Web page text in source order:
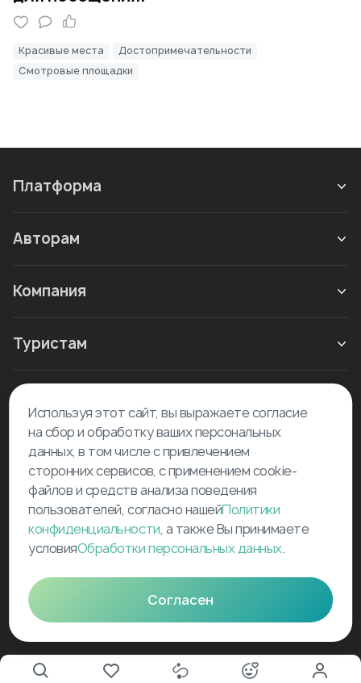
Красивые места
Достопримечательности
Смотровые площадки
Платформа
Авторам
Компания
Туристам
Новое в блоге
©2026Tourselfer
support@tourselfer.com
Карта сайта
Используя этот сайт, вы выражаете согласие
на сбор и обработку ваших персональных
данных, в том числе с привлечением
сторонних сервисов, с применением cookie-
файлов и средств анализа поведения
пользователей, согласно нашейПолитики
конфиденциальности, а также Вы принимаете
условияОбработки персональных данных.
Согласен